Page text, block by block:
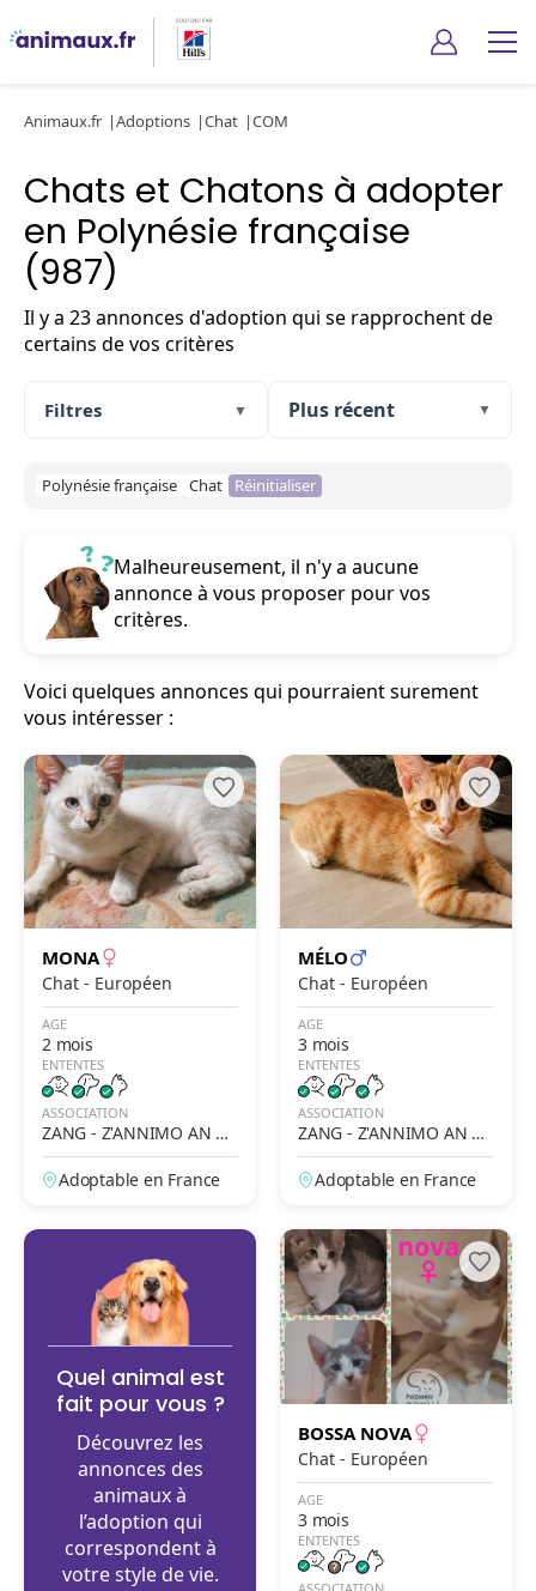
Animaux.fr Adoptions Chat COM
Chats et Chatons à adopter
en Polynésie française
(987)
Il y a 23 annonces d'adoption qui se rapprochent de
certains de vos critères
Filtres ▼ ▼
Polynésie française Chat Réinitialiser
Malheureusement, il n'y a aucune
annonce à vous proposer pour vos
critères.
Voici quelques annonces qui pourraient surement
vous intéresser :
MONA
Chat - Européen
AGE
2 mois
ENTENTES
ASSOCIATION
ZANG - Z'ANNIMO AN N
OU GWADLOUP'
Adoptable en France
MÉLO
Chat - Européen
AGE
3 mois
ENTENTES
ASSOCIATION
ZANG - Z'ANNIMO AN N
OU GWADLOUP'
Adoptable en France
Quel animal est
fait pour vous ?
Découvrez les
annonces des
animaux à
l’adoption qui
correspondent à
votre style de vie.
BOSSA NOVA
Chat - Européen
AGE
3 mois
ENTENTES